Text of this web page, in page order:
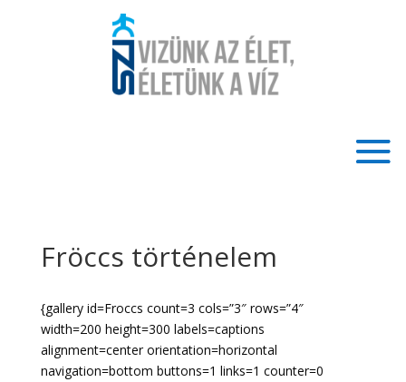
Fröccs történelem
{gallery id=Froccs count=3 cols=”3″ rows=”4″
width=200 height=300 labels=captions
alignment=center orientation=horizontal
navigation=bottom buttons=1 links=1 counter=0